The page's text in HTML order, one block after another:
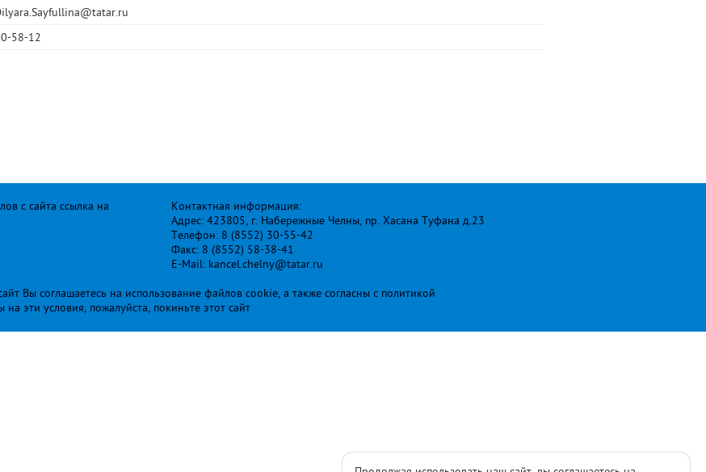
58-12
с сайта ссылка на
Контактная информация:
Адрес: 423805, г. Набережные Челны, пр. Хасана Туфана д.23
Телефон: 8 (8552) 30-55-42
Факс: 8 (8552) 58-38-41
E-Mail: kancel.chelny@tatar.ru
Вы соглашаетесь на использование файлов cookie, а также согласны с политикой
на эти условия, пожалуйста, покиньте этот сайт